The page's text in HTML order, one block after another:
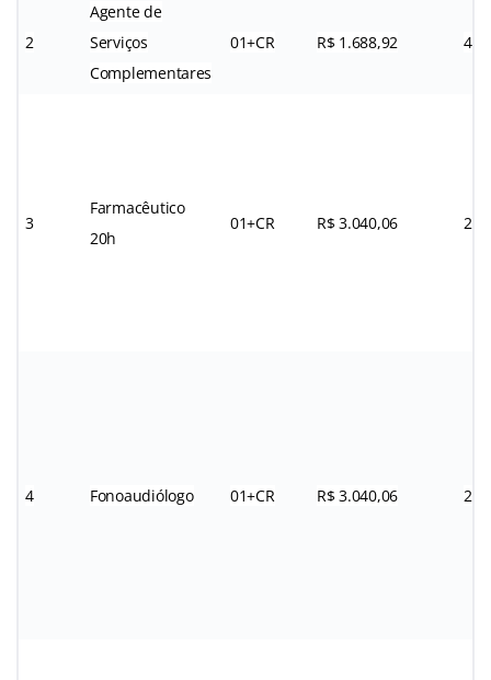
2
Agente de
Serviços
Complementares
01+CR R$ 1.688,92 44h
3
Farmacêutico
20h
01+CR R$ 3.040,06 20h
4 Fonoaudiólogo 01+CR R$ 3.040,06 20h